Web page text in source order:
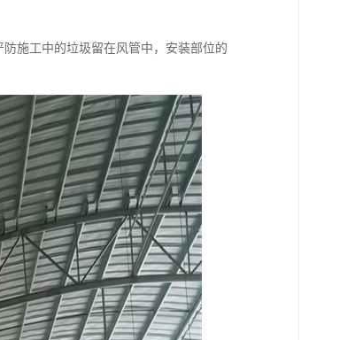
施工中的垃圾留在风管中，安装部位的